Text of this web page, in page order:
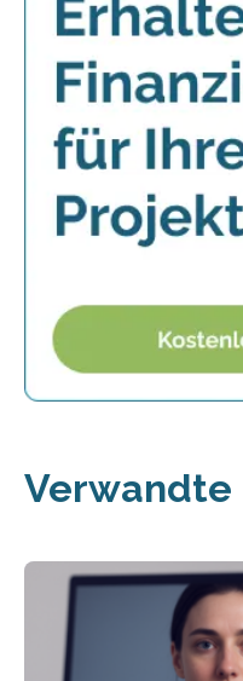
Verwandte